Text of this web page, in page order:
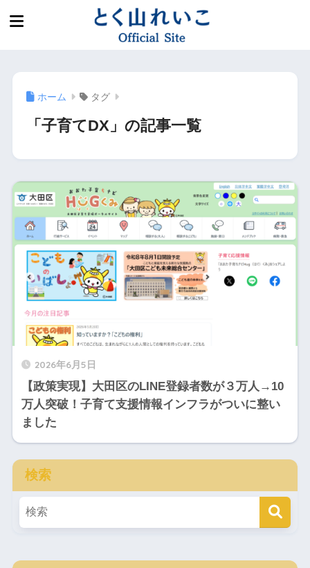
ホーム タグ
「子育てDX」の記事一覧
2026年6月5日
【政策実現】大田区のLINE登録者数が３万人→10
万人突破！子育て支援情報インフラがついに整い
ました
検索